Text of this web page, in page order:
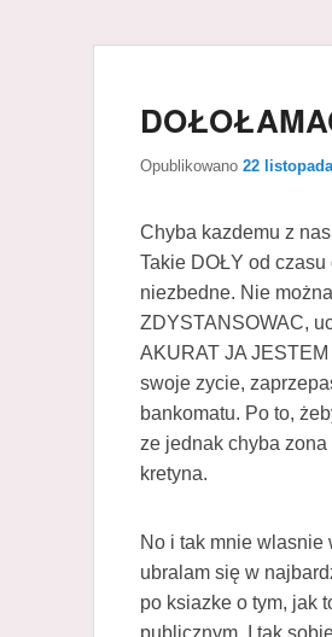
Opublikowano 22
Chyba kazdemu z
Takie DOŁY od
niezbedne. Nie
ZDYSTANSOWAC,
AKURAT JA
swoje zycie,
bankomatu. Po to,
ze jednak chyba
kretyna.
No i tak mnie wlasnie
ubralam się w
po ksiazke o tym, jak
publicznym. I tak